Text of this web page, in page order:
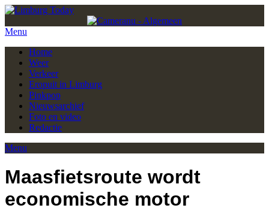
Menu
Home
Weer
Verkeer
Eropuit in Limburg
Pinkpop
Nieuwsarchief
Foto en video
Redactie
Menu
Maasfietsroute wordt
economische motor